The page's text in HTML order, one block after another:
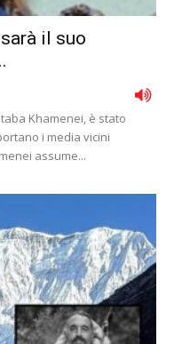
il suo
Khamenei, è stato
i media vicini
assume...